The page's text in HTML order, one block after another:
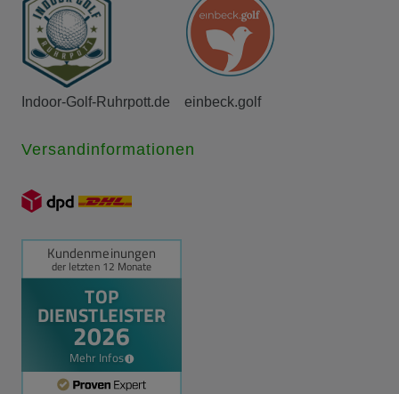
Indoor-Golf-Ruhrpott.de einbeck.golf
Versandinformationen